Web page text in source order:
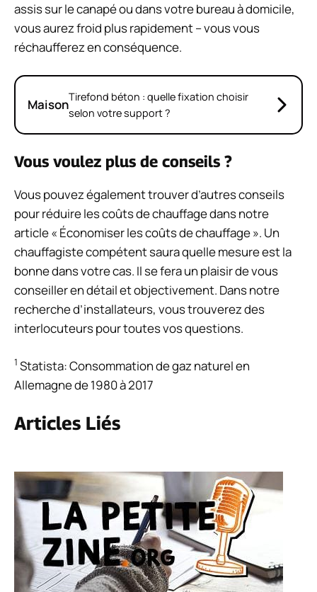
assis sur le canapé ou dans votre bureau à domicile,
vous aurez froid plus rapidement – vous vous
réchaufferez en conséquence.
MaisonTirefond béton : quelle fixation choisir
selon votre support ?
Vous voulez plus de conseils ?
Vous pouvez également trouver d’autres conseils
pour réduire les coûts de chauffage dans notre
article « Économiser les coûts de chauffage ». Un
chauffagiste compétent saura quelle mesure est la
bonne dans votre cas. Il se fera un plaisir de vous
conseiller en détail et objectivement. Dans notre
recherche d’installateurs, vous trouverez des
interlocuteurs pour toutes vos questions.
1 Statista: Consommation de gaz naturel en
Allemagne de 1980 à 2017
Articles Liés